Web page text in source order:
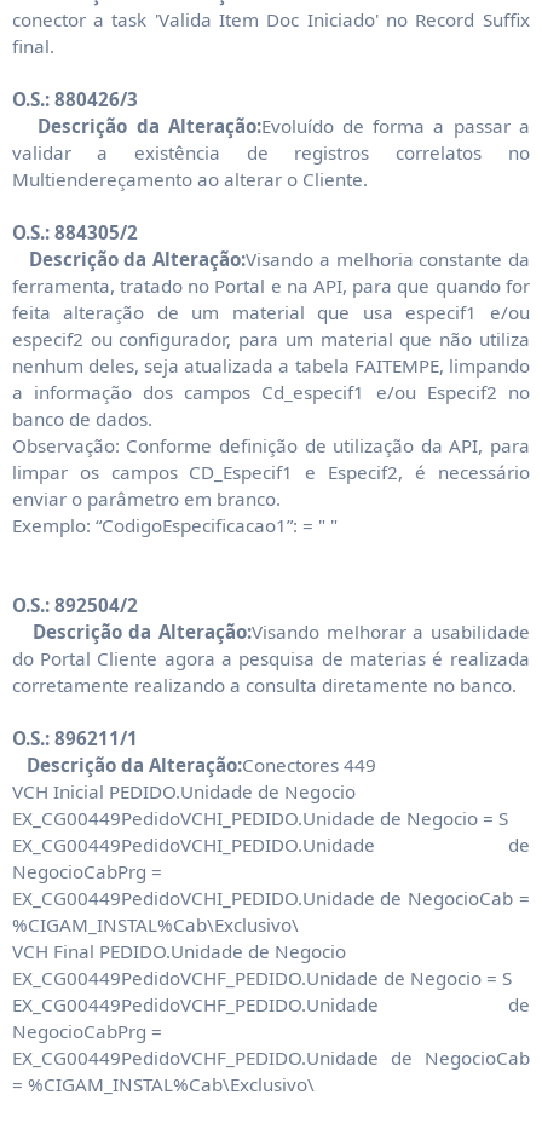
conector a task 'Valida Item Doc Iniciado' no Record Suffix
final.
O.S.: 880426/3
Descrição da Alteração:Evoluído de forma a passar a
validar a existência de registros correlatos no
Multiendereçamento ao alterar o Cliente.
O.S.: 884305/2
Descrição da Alteração:Visando a melhoria constante da
ferramenta, tratado no Portal e na API, para que quando for
feita alteração de um material que usa especif1 e/ou
especif2 ou configurador, para um material que não utiliza
nenhum deles, seja atualizada a tabela FAITEMPE, limpando
a informação dos campos Cd_especif1 e/ou Especif2 no
banco de dados.
Observação: Conforme definição de utilização da API, para
limpar os campos CD_Especif1 e Especif2, é necessário
enviar o parâmetro em branco.
Exemplo: “CodigoEspecificacao1”: = " "
O.S.: 892504/2
Descrição da Alteração:Visando melhorar a usabilidade
do Portal Cliente agora a pesquisa de materias é realizada
corretamente realizando a consulta diretamente no banco.
O.S.: 896211/1
Descrição da Alteração:Conectores 449
VCH Inicial PEDIDO.Unidade de Negocio
EX_CG00449PedidoVCHI_PEDIDO.Unidade de Negocio = S
EX_CG00449PedidoVCHI_PEDIDO.Unidade de
NegocioCabPrg =
EX_CG00449PedidoVCHI_PEDIDO.Unidade de NegocioCab =
%CIGAM_INSTAL%Cab\Exclusivo\
VCH Final PEDIDO.Unidade de Negocio
EX_CG00449PedidoVCHF_PEDIDO.Unidade de Negocio = S
EX_CG00449PedidoVCHF_PEDIDO.Unidade de
NegocioCabPrg =
EX_CG00449PedidoVCHF_PEDIDO.Unidade de NegocioCab
= %CIGAM_INSTAL%Cab\Exclusivo\